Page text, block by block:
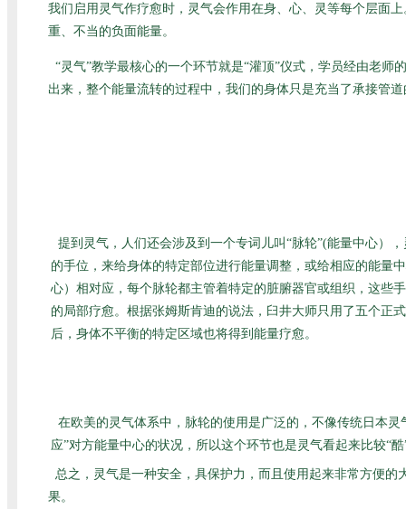
我们启用灵气作疗愈时，灵气会作用在身、心、灵等每个层面
重、不当的负面能量。
“灵气”教学最核心的一个环节就是“灌顶”仪式，学员经由老
出来，整个能量流转的过程中，我们的身体只是充当了承接管
提到灵气，人们还会涉及到一个专词儿叫“脉轮”(能量中心）
的手位，来给身体的特定部位进行能量调整，或给相应的能量
心）相对应，每个脉轮都主管着特定的脏腑器官或组织，这些
的局部疗愈。根据张姆斯肯迪的说法，臼井大师只用了五个正
后，身体不平衡的特定区域也将得到能量疗愈。
在欧美的灵气体系中，脉轮的使用是广泛的，不像传统日本
应”对方能量中心的状况，所以这个环节也是灵气看起来比较“
总之，灵气是一种安全，具保护力，而且使用起来非常方便
果。